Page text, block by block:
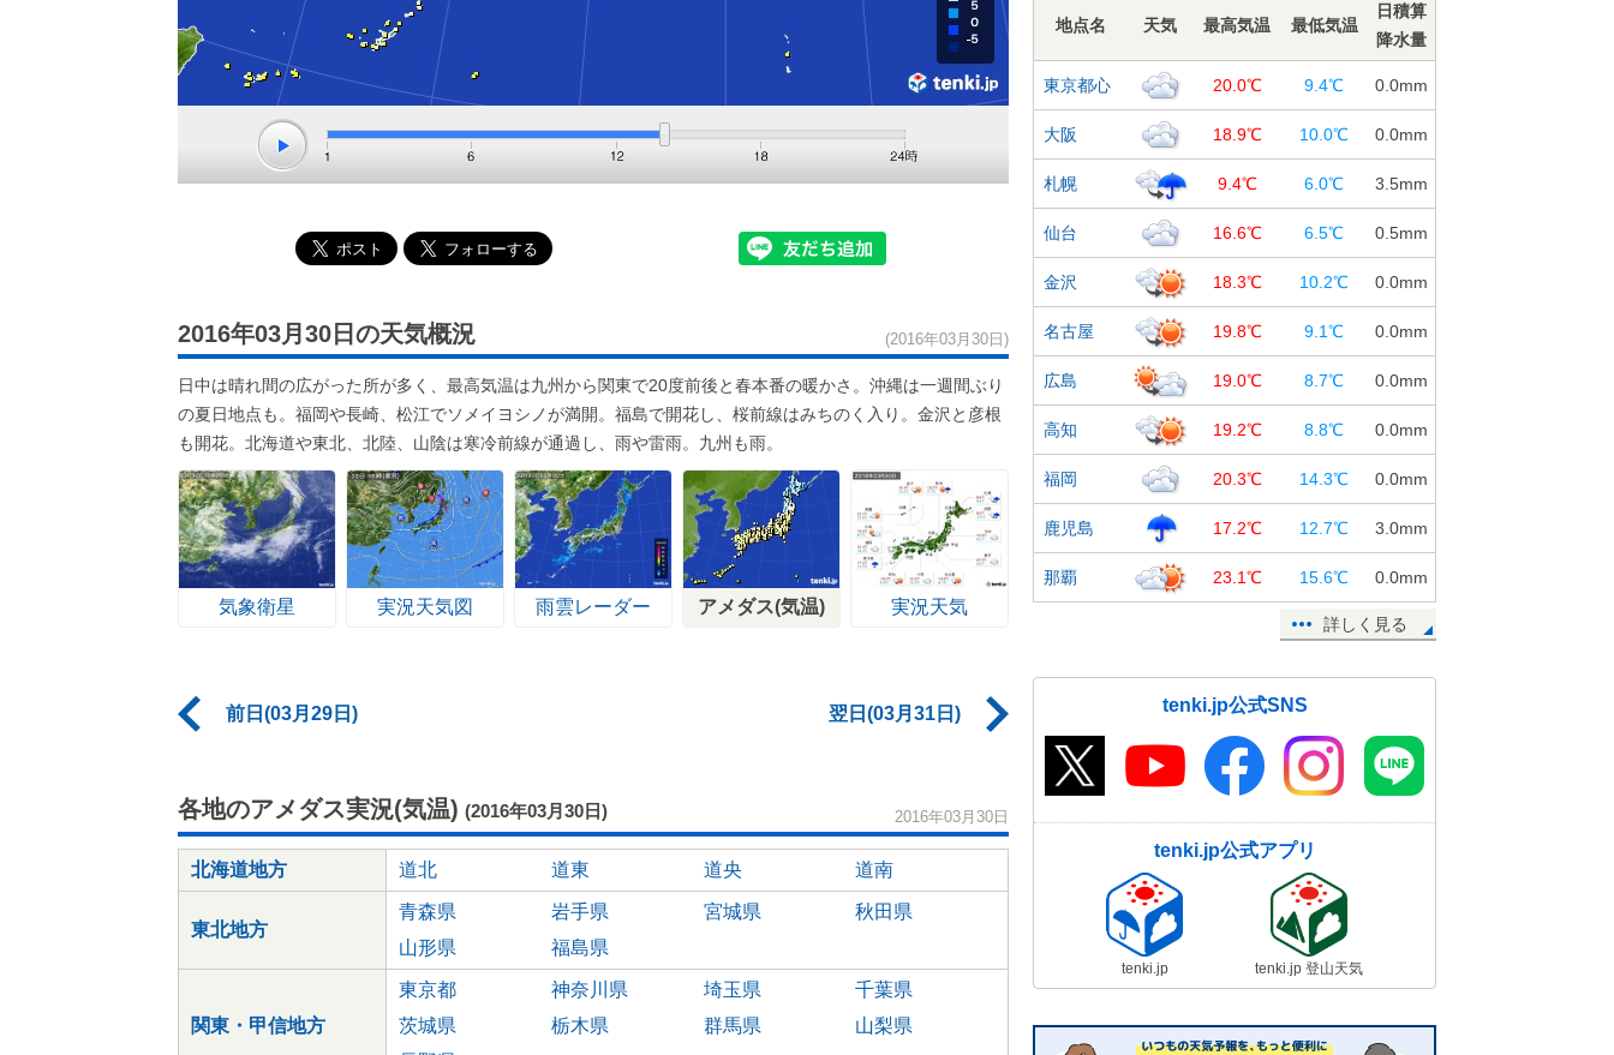
2016年03月30日の天気概況 (2016年03月30日)
日中は晴れ間の広がった所が多く、最高気温は九州から関東で20度前後と春本番の暖かさ。沖縄は一週間ぶり
の夏日地点も。福岡や長崎、松江でソメイヨシノが満開。福島で開花し、桜前線はみちのく入り。金沢と彦根
も開花。北海道や東北、北陸、山陰は寒冷前線が通過し、雨や雷雨。九州も雨。
気象衛星 実況天気図 雨雲レーダー アメダス(気温) 実況天気
前日(03月29日) 翌日(03月31日)
各地のアメダス実況(気温) (2016年03月30日) 2016年03月30日
北海道地方 道北 道東 道央 道南
東北地方
青森県 岩手県 宮城県
秋田県
山形県
福島県
関東・甲信地方
東京都 神奈川県 埼玉県
千葉県
茨城県
栃木県 群馬県
山梨県
地点名 天気 最高気温 最低気温
日積算
降水量
東京都心 20.0℃ 9.4℃ 0.0mm
大阪 18.9℃ 10.0℃ 0.0mm
札幌 9.4℃ 6.0℃ 3.5mm
仙台 16.6℃ 6.5℃ 0.5mm
金沢 18.3℃ 10.2℃ 0.0mm
名古屋 19.8℃ 9.1℃ 0.0mm
広島 19.0℃ 8.7℃ 0.0mm
高知 19.2℃ 8.8℃ 0.0mm
福岡 20.3℃ 14.3℃ 0.0mm
鹿児島 17.2℃ 12.7℃ 3.0mm
那覇 23.1℃ 15.6℃ 0.0mm
詳しく見る
tenki.jp公式SNS
tenki.jp公式アプリ
tenki.jp tenki.jp 登山天気